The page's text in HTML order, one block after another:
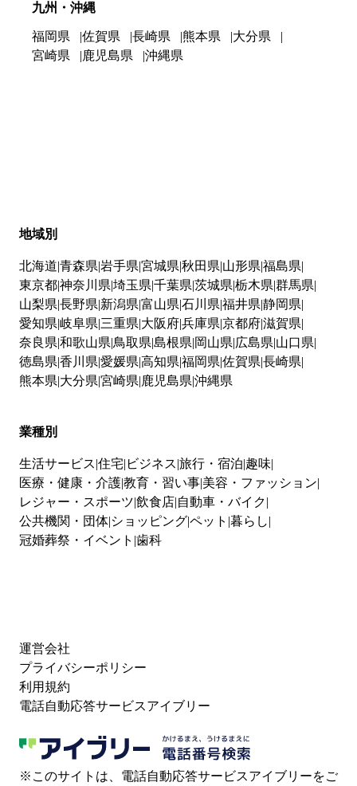
九州・沖縄
福岡県 佐賀県 長崎県 熊本県
大分県
宮崎県
鹿児島県 沖縄県
地域別
北海道 青森県 岩手県 宮城県 秋田県 山形県 福島県
東京都神奈川県 埼玉県 千葉県 茨城県 栃木県 群馬県
山梨県 長野県 新潟県 富山県 石川県 福井県 静岡県
愛知県 岐阜県 三重県 大阪府兵庫県 京都府滋賀県
奈良県 和歌山県 鳥取県 島根県 岡山県 広島県 山口県
徳島県 香川県 愛媛県 高知県 福岡県 佐賀県 長崎県
熊本県 大分県 宮崎県 鹿児島県 沖縄県
業種別
生活サービス 住宅 ビジネス 旅行・宿泊 趣味
医療・健康・介護教育・習い事 美容・ファッション
レジャー・スポーツ 飲食店 自動車・バイク
公共機関・団体 ショッピングペット 暮らし
冠婚葬祭・イベント 歯科
運営会社
プライバシーポリシー
利用規約
電話自動応答サービスアイブリー
※このサイトは、電話自動応答サービスアイブリーをご